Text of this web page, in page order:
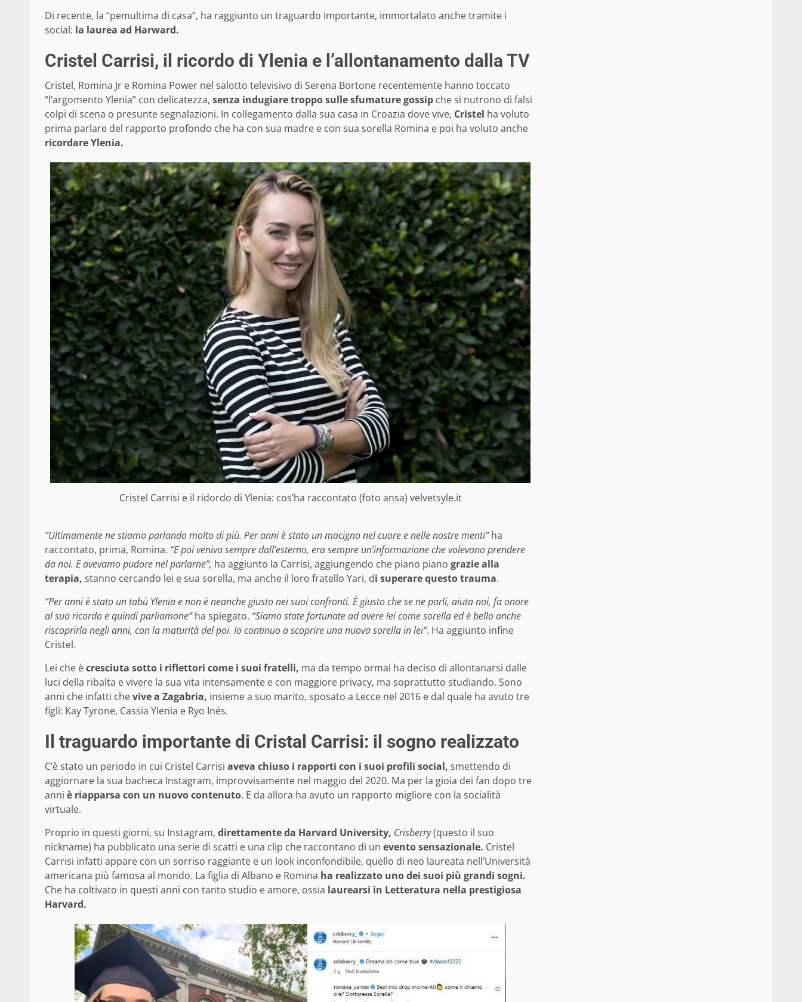
Di recente, la “pemultima di casa”, ha raggiunto un traguardo importante, immortalato anche tramite i
social: la laurea ad Harward.
Cristel Carrisi, il ricordo di Ylenia e l’allontanamento dalla TV
Cristel, Romina Jr e Romina Power nel salotto televisivo di Serena Bortone recentemente hanno toccato
“l’argomento Ylenia” con delicatezza, senza indugiare troppo sulle sfumature gossip che si nutrono di falsi
colpi di scena o presunte segnalazioni. In collegamento dalla sua casa in Croazia dove vive, Cristel ha voluto
prima parlare del rapporto profondo che ha con sua madre e con sua sorella Romina e poi ha voluto anche
ricordare Ylenia.
Cristel Carrisi e il ridordo di Ylenia: cos’ha raccontato (foto ansa) velvetsyle.it
“Ultimamente ne stiamo parlando molto di più. Per anni è stato un macigno nel cuore e nelle nostre menti”ha
raccontato, prima, Romina. “E poi veniva sempre dall’esterno, era sempre un’informazione che volevano prendere
da noi. E avevamo pudore nel parlarne”, ha aggiunto la Carrisi, aggiungendo che piano piano grazie alla
terapia, stanno cercando lei e sua sorella, ma anche il loro fratello Yari, di superare questo trauma.
“Per anni è stato un tabù Ylenia e non è neanche giusto nei suoi confronti. È giusto che se ne parli, aiuta noi, fa onore
al suo ricordo e quindi parliamone”ha spiegato. “Siamo state fortunate ad avere lei come sorella ed è bello anche
riscoprirla negli anni, con la maturità del poi. Io continuo a scoprire una nuova sorella in lei”. Ha aggiunto infine
Cristel.
Lei che ècresciuta sotto i riflettori come i suoi fratelli, ma da tempo ormai ha deciso di allontanarsi dalle
luci della ribalta e vivere la sua vita intensamente e con maggiore privacy, ma soprattutto studiando. Sono
anni che infatti chevive a Zagabria, insieme a suo marito, sposato a Lecce nel 2016 e dal quale ha avuto tre
figli: Kay Tyrone, Cassia Ylenia e Ryo Inés.
Il traguardo importante di Cristal Carrisi: il sogno realizzato
C’è stato un periodo in cui Cristel Carrisi aveva chiuso i rapporti con i suoi profili social, smettendo di
aggiornare la sua bacheca Instagram, improvvisamente nel maggio del 2020. Ma per la gioia dei fan dopo tre
anni è riapparsa con un nuovo contenuto. E da allora ha avuto un rapporto migliore con la socialità
virtuale.
Proprio in questi giorni, su Instagram, direttamente da Harvard University, Crisberry(questo il suo
nickname) ha pubblicato una serie di scatti e una clip che raccontano di un evento sensazionale. Cristel
Carrisi infatti appare con un sorriso raggiante e un look inconfondibile, quello di neo laureata nell’Università
americana più famosa al mondo. La figlia di Albano e Romina ha realizzato uno dei suoi più grandi sogni.
Che ha coltivato in questi anni con tanto studio e amore, ossia laurearsi in Letteratura nella prestigiosa
Harvard.